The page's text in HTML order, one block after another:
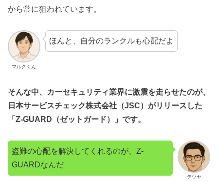
から常に狙われています。
マルクくん
ほんと、自分のランクルも心配だよ
そんな中、カーセキュリティ業界に激震を走らせたのが、
日本サービスチェック株式会社（JSC）がリリースした
「Z-GUARD（ゼットガード）」です。
テツヤ
盗難の心配を解決してくれるのが、Z-
GUARDなんだ